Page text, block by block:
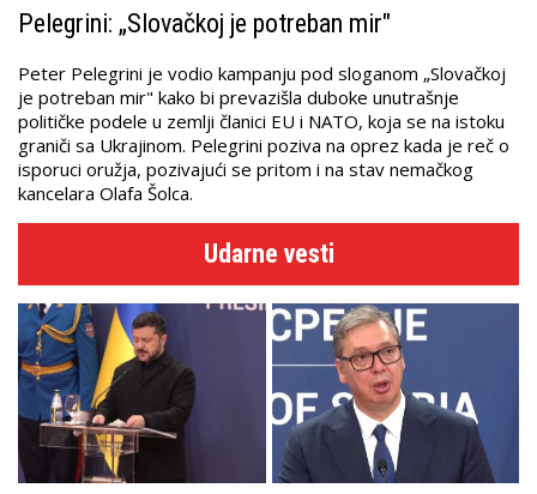
Pelegrini: „Slovačkoj je potreban mir"
Peter Pelegrini je vodio kampanju pod sloganom „Slovačkoj
je potreban mir" kako bi prevazišla duboke unutrašnje
političke podele u zemlji članici EU i NATO, koja se na istoku
graniči sa Ukrajinom. Pelegrini poziva na oprez kada je reč o
isporuci oružja, pozivajući se pritom i na stav nemačkog
kancelara Olafa Šolca.
Udarne vesti